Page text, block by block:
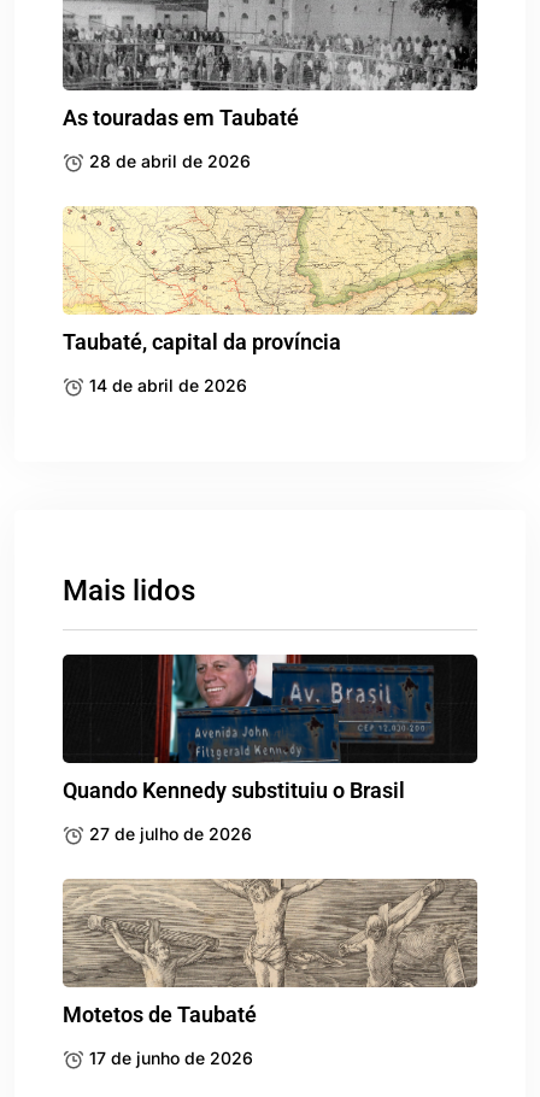
As touradas em Taubaté
28 de abril de 2026
Taubaté, capital da província
14 de abril de 2026
Mais lidos
Quando Kennedy substituiu o Brasil
27 de julho de 2026
Motetos de Taubaté
17 de junho de 2026